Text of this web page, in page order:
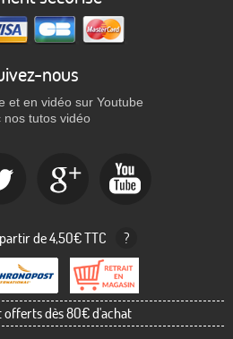
nous
et en vidéo sur Youtube
nos tutos vidéo
de 4,50€ TTC ?
offerts dès 80€ d'achat